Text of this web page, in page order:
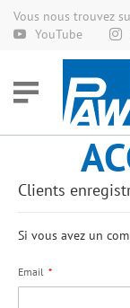
Vous nous trouvez
YouTube
Allez
Clients
Si vous avez un
Email